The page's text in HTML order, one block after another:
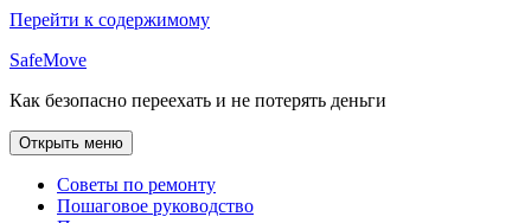
Перейти к содержимому
SafeMove
Как безопасно переехать и не потерять деньги
Открыть меню
Советы по ремонту
Пошаговое руководство